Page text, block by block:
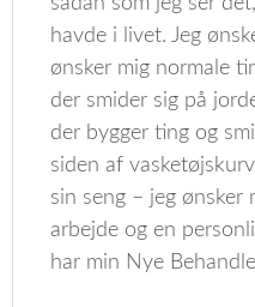
havde i livet. Jeg
ønsker mig normale
der smider sig på
der bygger ting og
siden af
sin seng – jeg ønsker
arbejde og en
har min Nye